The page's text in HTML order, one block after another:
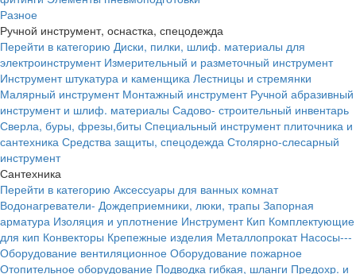
Разное
Ручной инструмент, оснастка, спецодежда
Перейти в категорию Диски, пилки, шлиф. материалы для
электроинструмент Измерительный и разметочный инструмент
Инструмент штукатура и каменщика Лестницы и стремянки
Малярный инструмент Монтажный инструмент Ручной абразивный
инструмент и шлиф. материалы Садово- строительный инвентарь
Сверла, буры, фрезы,биты Специальный инструмент плиточника и
сантехника Средства защиты, спецодежда Столярно-слесарный
инструмент
Сантехника
Перейти в категорию Аксессуары для ванных комнат
Водонагреватели- Дождеприемники, люки, трапы Запорная
арматура Изоляция и уплотнение Инструмент Кип Комплектующие
для кип Конвекторы Крепежные изделия Металлопрокат Насосы---
Оборудование вентиляционное Оборудование пожарное
Отопительное оборудование Подводка гибкая, шланги Предохр. и